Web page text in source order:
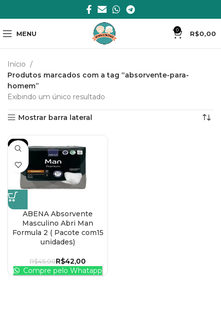
MENU 0 R$0,00
Início
Produtos marcados com a tag “absorvente-para-
homem”
Exibindo um único resultado
Mostrar barra lateral
-7%
ABENA Absorvente
Masculino Abri Man
Formula 2 ( Pacote com15
unidades)
R$45,00R$42,00
Compre pelo Whatapp